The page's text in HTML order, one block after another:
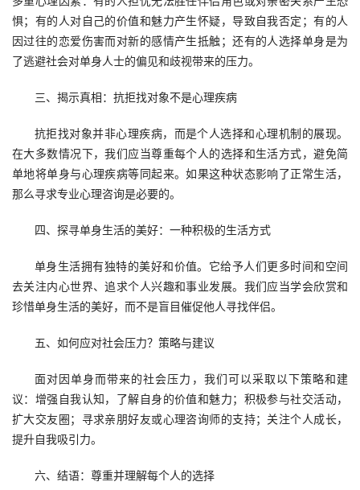
惧；有的人对自己的价值和魅力产生怀疑，导致自我否定；有的人
因过往的恋爱伤害而对新的感情产生抵触；还有的人选择单身是为
了逃避社会对单身人士的偏见和歧视带来的压力。
三、揭示真相：抗拒找对象不是心理疾病
抗拒找对象并非心理疾病，而是个人选择和心理机制的展现。
在大多数情况下，我们应当尊重每个人的选择和生活方式，避免简
单地将单身与心理疾病等同起来。如果这种状态影响了正常生活，
那么寻求专业心理咨询是必要的。
四、探寻单身生活的美好：一种积极的生活方式
单身生活拥有独特的美好和价值。它给予人们更多时间和空间
去关注内心世界、追求个人兴趣和事业发展。我们应当学会欣赏和
珍惜单身生活的美好，而不是盲目催促他人寻找伴侣。
五、如何应对社会压力？策略与建议
面对因单身而带来的社会压力，我们可以采取以下策略和建
议：增强自我认知，了解自身的价值和魅力；积极参与社交活动，
扩大交友圈；寻求亲朋好友或心理咨询师的支持；关注个人成长，
提升自我吸引力。
六、结语：尊重并理解每个人的选择